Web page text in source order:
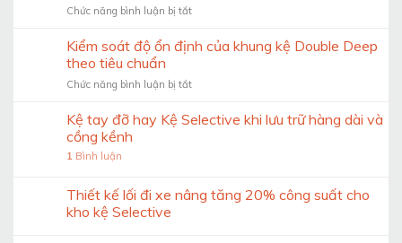
Chức năng bình luận bị tắtở
15
cần
khi
kệ
Kiểm soát độ ổn định của khung kệ Double Deep
theo tiêu chuẩn
Chức năng bình luận bị tắtở
soát
khung
kệ
Kệ tay đỡ hay Kệ Selective khi lưu trữ hàng dài và
cồng kềnh
1 Bình luận
Thiết kế lối đi xe nâng tăng 20% công suất cho
kho kệ Selective